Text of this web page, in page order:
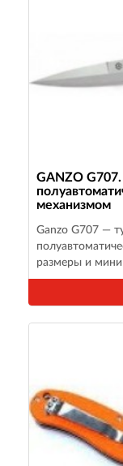
GANZO
механизмом
Ganzo G707 —
размеры и